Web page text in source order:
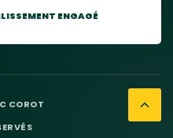
ENGAGÉ
COROT